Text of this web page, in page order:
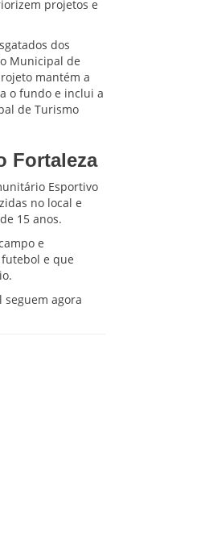
projetos e
dos
Municipal de
mantém a
o fundo e inclui a
de Turismo
Fortaleza
Esportivo
no local e
15 anos.
e
e que
agora